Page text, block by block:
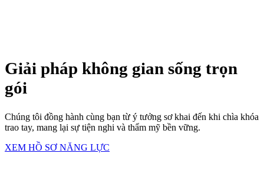
Giải pháp không gian sống trọn
gói
Chúng tôi đồng hành cùng bạn từ ý tưởng sơ khai đến khi chìa khóa
trao tay, mang lại sự tiện nghi và thẩm mỹ bền vững.
XEM HỒ SƠ NĂNG LỰC